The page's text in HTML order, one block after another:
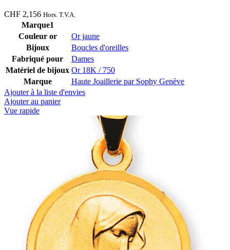
CHF 2,156 Hors. T.V.A.
Marque1
Couleur or
Or jaune
Bijoux
Boucles d'oreilles
Fabriqué pour
Dames
Matériel de bijoux Or 18K / 750
Marque
Haute Joaillerie par Sophy Genève
Ajouter à la liste d'envies
Ajouter au panier
Vue rapide